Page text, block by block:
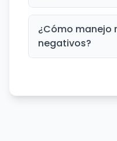
¿Cómo manejo
negativos?